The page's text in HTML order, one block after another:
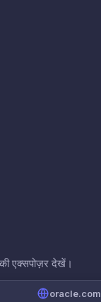
एक्सपोज़र देखें।
oracle.com